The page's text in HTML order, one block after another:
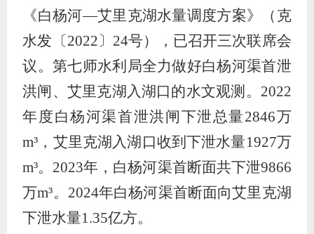
《白杨河—艾里克湖水量调度方案》（克
水发〔2022〕 24号）， 已召开三次联席会
议 。 第七师水利局全力做好白杨河渠首泄
洪闸、艾里克湖入湖口的水文观测。 2022
年度白杨河渠首泄洪闸下泄总量2846万
m³ ，艾里克湖入湖口收到下泄水量1927万
m³。 2023年，白杨河渠首断面共下泄9866
万m³。 2024年白杨河渠首断面向艾里克湖
下泄水量1.35亿方。